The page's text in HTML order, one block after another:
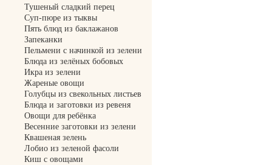
Тушеный сладкий перец
Суп-пюре из тыквы
Пять блюд из баклажанов
Запеканки
Пельмени с начинкой из зелени
Блюда из зелёных бобовых
Икра из зелени
Жареные овощи
Голубцы из свекольных листьев
Блюда и заготовки из ревеня
Овощи для ребёнка
Весенние заготовки из зелени
Квашеная зелень
Лобио из зеленой фасоли
Киш с овощами